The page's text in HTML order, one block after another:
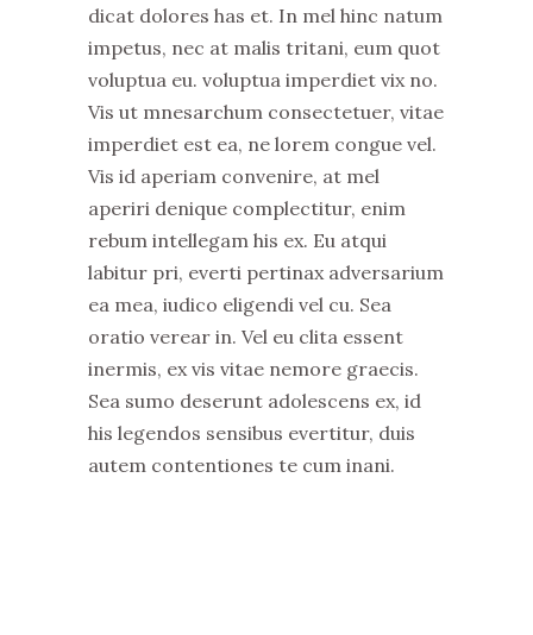
dicat dolores has et. In mel hinc natum
impetus, nec at malis tritani, eum quot
voluptua eu. voluptua imperdiet vix no.
Vis ut mnesarchum consectetuer, vitae
imperdiet est ea, ne lorem congue vel.
Vis id aperiam convenire, at mel
aperiri denique complectitur, enim
rebum intellegam his ex. Eu atqui
labitur pri, everti pertinax adversarium
ea mea, iudico eligendi vel cu. Sea
oratio verear in. Vel eu clita essent
inermis, ex vis vitae nemore graecis.
Sea sumo deserunt adolescens ex, id
his legendos sensibus evertitur, duis
autem contentiones te cum inani.